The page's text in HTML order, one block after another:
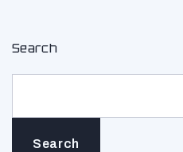
Search
Search